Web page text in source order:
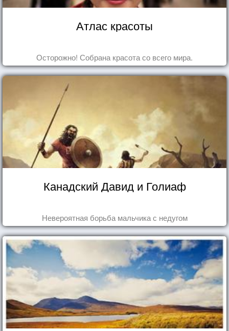
Атлас красоты
Осторожно! Собрана красота со всего мира.
Канадский Давид и Голиаф
Невероятная борьба мальчика с недугом